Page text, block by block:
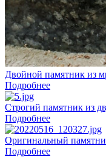
Двойной памятник из
Подробнее
Строгий памятник из
Подробнее
Оригинальный
Подробнее